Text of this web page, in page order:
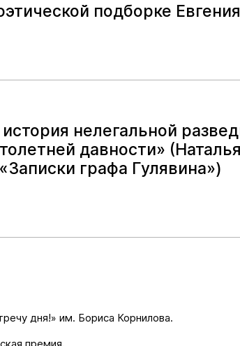
подборке
нелегальной
давности»
графа Гулявина»)
дня!» им. Бориса Корнилова.